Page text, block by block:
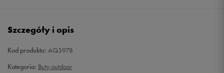
43 1/3 27,5 cm
Szczegóły i opis
Kod produktu: AQ3978
Kategoria: Buty outdoor